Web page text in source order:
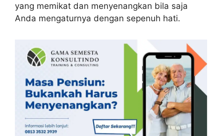
yang memikat dan menyenangkan bila saja
Anda mengaturnya dengan sepenuh hati.